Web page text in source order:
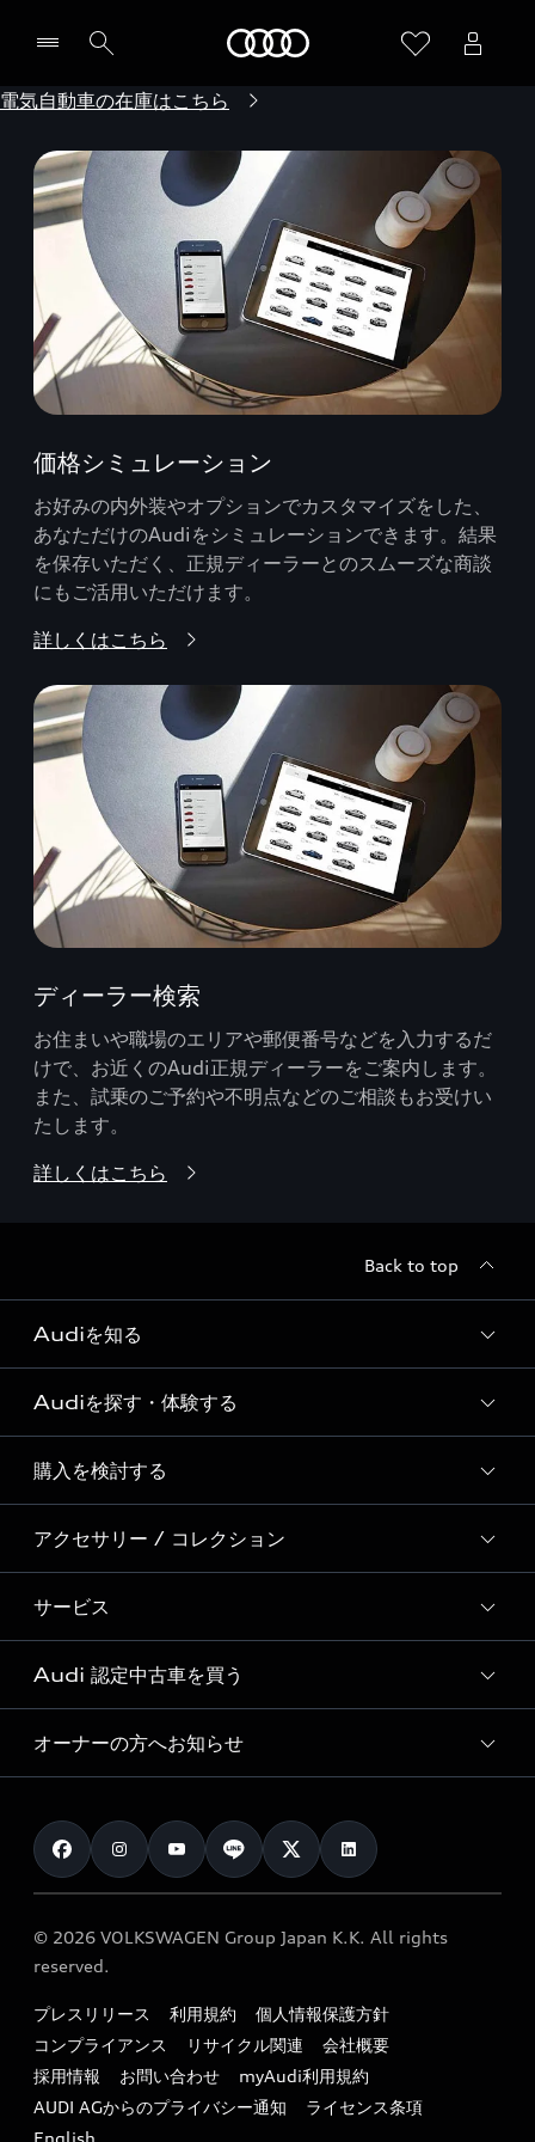
電気自動車の在庫はこちら
価格シミュレーション
お好みの内外装やオプションでカスタマイズをした、
あなただけのAudiをシミュレーションできます。結果
を保存いただく、正規ディーラーとのスムーズな商談
にもご活用いただけます。
詳しくはこちら
ディーラー検索
お住まいや職場のエリアや郵便番号などを入力するだ
けで、お近くのAudi正規ディーラーをご案内します。
また、試乗のご予約や不明点などのご相談もお受けい
たします。
詳しくはこちら
Back to top
Audiを知る
Audi ブランド
Story of Progress
Audi Sport
Formula 1®
デジタルサービス
Audiを探す・体験する
ディーラー検索
新車在庫検索
試乗車・展示車検索
見積り依頼
試乗予約
購入を検討する
モデル一覧
特別仕様モデル / 限定モデル
e-tronラインアップ
価格シミュレーション
車両比較
カタログ一覧
アクセサリー / コレクション
純正アクセサリー
オンラインショップ
Audi collection
アウディナビアプリ
サービス
サービス入庫予約
サービスプログラム
メンテナンス
車検 / 定期点検
e-tronアフターサポート
myAudi
Audi 認定中古車を買う
Audi認定中古車
クオリティ
保証
メンテナンス
ファイナンス
キャンペーン / イベント
買取査定
オーナーの方へお知らせ
お知らせ
オーナー様向けキャンペーン
特定整備適用車一覧
リサイクル法
よくある質問（FAQ）
© 2026 VOLKSWAGEN Group Japan K.K. All rights
reserved.
プレスリリース 利用規約
個人情報保護方針
コンプライアンス
リサイクル関連
会社概要
採用情報
お問い合わせ
myAudi利用規約
AUDI AGからのプライバシー通知
ライセンス条項
English